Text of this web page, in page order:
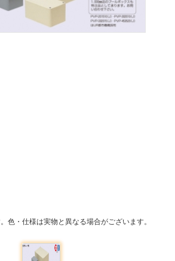
色・仕様は実物と異なる場合がございます。